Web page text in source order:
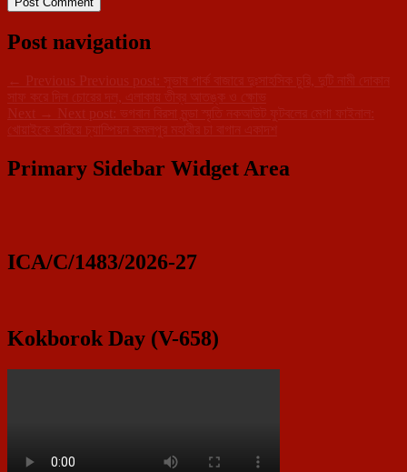
Post navigation
← Previous Previous post:
সুভাষ পার্ক বাজারে দুঃসাহসিক চুরি, দুটি নামী দোকান
সাফ করে দিল চোরের দল, এলাকায় তীব্র আতঙ্ক ও ক্ষোভ
Next → Next post:
ভগবান বিরসা মুন্ডা স্মৃতি নকআউট ফুটবলের মেগা ফাইনাল:
খোয়াইকে হারিয়ে চ্যাম্পিয়ন কমলপুর মহাবীর চা বাগান একাদশ
Primary Sidebar Widget Area
ICA/C/1483/2026-27
Kokborok Day (V-658)